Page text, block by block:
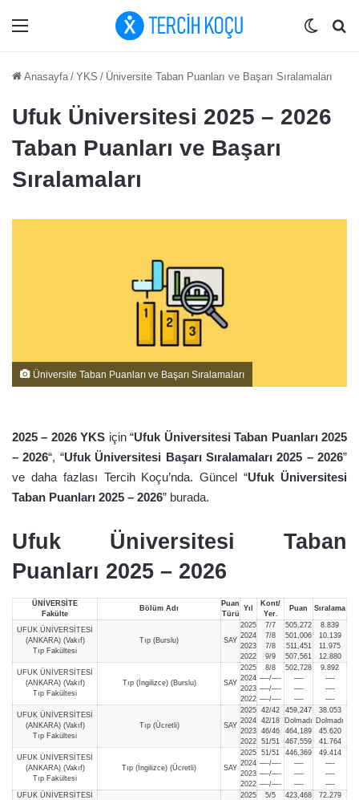
Menü Dış
Anasayfa / YKS / Üniversite Taban Puanları ve Başarı Sıralamaları
Ufuk Üniversitesi 2025 – 2026
Taban Puanları ve Başarı
Sıralamaları
Üniversite Taban Puanları ve Başarı Sıralamaları
2025 – 2026 YKS için “Ufuk Üniversitesi Taban Puanları 2025
– 2026“, “Ufuk Üniversitesi Başarı Sıralamaları 2025 – 2026”
ve daha fazlası Tercih Koçu’nda. Güncel “Ufuk Üniversitesi
Taban Puanları 2025 – 2026” burada.
Ufuk Üniversitesi Taban
Puanları 2025 – 2026
ÜNİVERSİTE
Fakülte
Bölüm Adı
Puan
Türü
Yıl
Kont/
Yer.
Puan Sıralama
UFUK ÜNİVERSİTESİ
(ANKARA) (Vakıf)
Tıp Fakültesi
Tıp (Burslu) SAY
2025
2024
2023
2022
7/7
7/8
7/8
9/9
505,272
501,006
511,451
507,561
8.839
10.139
11.975
12.880
UFUK ÜNİVERSİTESİ
(ANKARA) (Vakıf)
Tıp Fakültesi
Tıp (İngilizce) (Burslu) SAY
2025
2024
2023
2022
8/8
—-/—-
—-/—-
—-/—-
502,728
—-
—-
—-
9.892
—-
—-
—-
UFUK ÜNİVERSİTESİ
(ANKARA) (Vakıf)
Tıp Fakültesi
Tıp (Ücretli) SAY
2025
2024
2023
2022
42/42
42/18
46/46
51/51
459,247
Dolmadı
464,189
467,559
38.053
Dolmadı
45.620
41.764
UFUK ÜNİVERSİTESİ
(ANKARA) (Vakıf)
Tıp Fakültesi
Tıp (İngilizce) (Ücretli) SAY
2025
2024
2023
2022
51/51
—-/—-
—-/—-
—-/—-
446,369
—-
—-
—-
49.414
—-
—-
—-
UFUK ÜNİVERSİTESİ
2025
5/5
423,468
72.279